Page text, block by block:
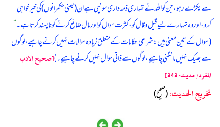
سے پکڑے رہو، جن کو اللہ نے تمہاری ذمہ داری سونپی ہے ان (یعنی حکمرانوں) کی خیر خواہی
کرو، اور وہ تمہارے لیے قیل وقال کو، کثرت سوال کو اور مال ضائع کرنے کو ناپسند کرتا ہے۔“
(سوال کے تین معنی ہیں: شرعی احکامات کے متعلق زیادہ سوالات نہیں کرنے چاہیے، لوگوں
سے بھیک نہیں مانگنی چاہیے، لوگوں سے ذاتی سوال نہیں کرنے چاہیے۔)[صحيح الادب
المفرد/حدیث: 343]
تخریج الحدیث:(صحيح)